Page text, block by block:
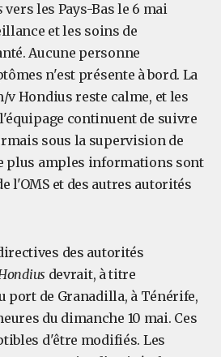
vers les Pays-Bas le 6 mai
et les soins de
Aucune personne
n'est présente à bord. La
v Hondius reste calme, et les
continuent de suivre
sous la supervision de
plus amples informations sont
l'OMS et des autres autorités
des autorités
devrait, à titre
port de Granadilla, à Ténérife,
du dimanche 10 mai. Ces
d'être modifiés. Les